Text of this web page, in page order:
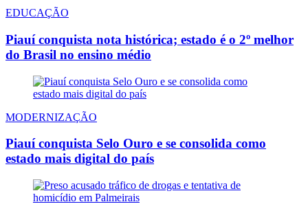
EDUCAÇÃO
Piauí conquista nota histórica; estado é o 2º melhor
do Brasil no ensino médio
MODERNIZAÇÃO
Piauí conquista Selo Ouro e se consolida como
estado mais digital do país